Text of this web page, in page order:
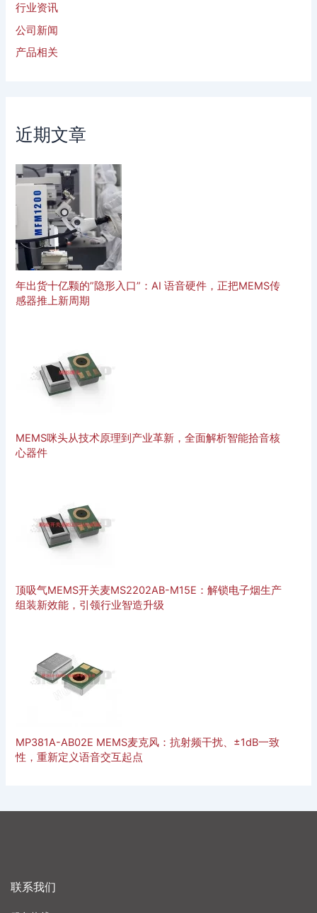
行业资讯
公司新闻
产品相关
近期文章
年出货十亿颗的”隐形入口”：AI 语音硬件，正把MEMS传
感器推上新周期
MEMS咪头从技术原理到产业革新，全面解析智能拾音核
心器件
顶吸气MEMS开关麦MS2202AB-M15E：解锁电子烟生产
组装新效能，引领行业智造升级
MP381A-AB02E MEMS麦克风：抗射频干扰、±1dB一致
性，重新定义语音交互起点
联系我们